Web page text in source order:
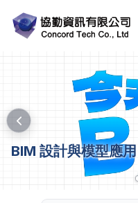
BIM 設計與模型應用